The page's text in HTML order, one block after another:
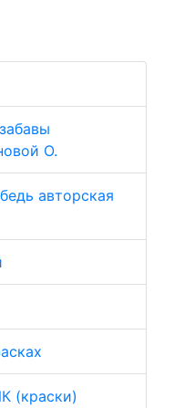
О.
авторская
(краски)